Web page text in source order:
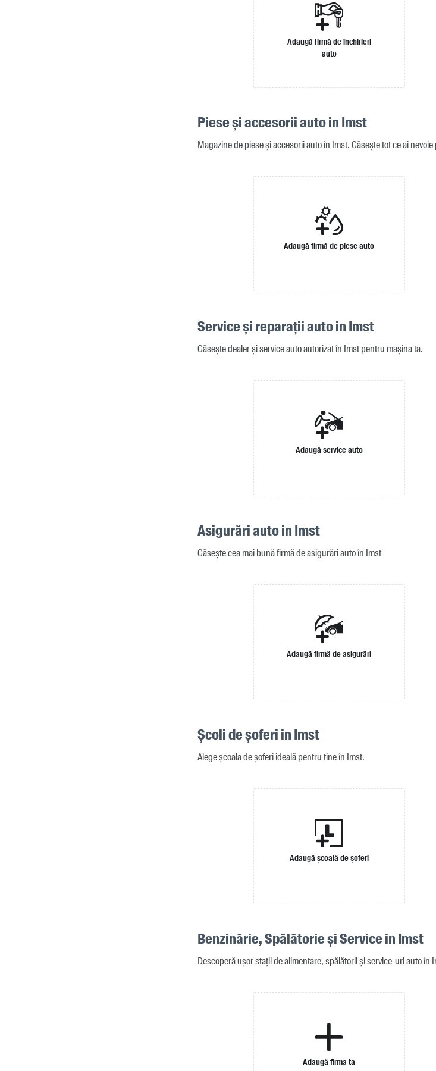
Adaugă firmă de închirieri
auto
Piese și accesorii auto in Imst
Magazine de piese și accesorii auto în Imst. Găsește tot ce ai
Adaugă firmă de piese auto
Service și reparații auto in Imst
Găsește dealer și service auto autorizat în Imst pentru mașina ta.
Adaugă service auto
Asigurări auto in Imst
Găsește cea mai bună firmă de asigurări auto în Imst
Adaugă firmă de asigurări
Școli de șoferi in Imst
Alege școala de șoferi ideală pentru tine în Imst.
Adaugă școală de șoferi
Benzinărie, Spălătorie și Service in Imst
Descoperă ușor stații de alimentare, spălătorii și service-uri auto în
Adaugă firma ta